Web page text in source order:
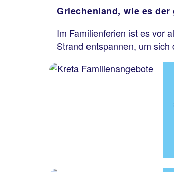
Griechenland, wie es
Im Familienferien ist es vor
Strand entspannen, um